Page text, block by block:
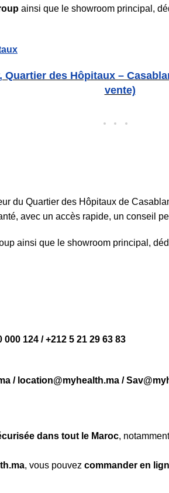
ainsi que le showroom principal,
Quartier des Hôpitaux –
vente)
du Quartier des Hôpitaux de
avec un accès rapide, un conseil
ainsi que le showroom principal,
000 124 / +212 5 21 29 63 83
/ location@myhealth.ma /
dans tout le Maroc,
, vous pouvez commander en